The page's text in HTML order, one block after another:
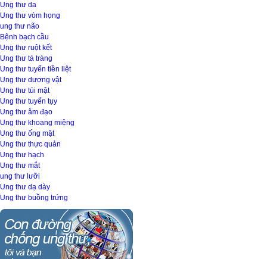
Ung thư da
Ung thư vòm họng
ung thư não
Bệnh bạch cầu
Ung thư ruột kết
Ung thư tá tràng
Ung thư tuyến tiền liệt
Ung thư dương vật
Ung thư túi mật
Ung thư tuyến tụy
Ung thư âm đạo
Ung thư khoang miệng
Ung thư ống mật
Ung thư thực quản
Ung thư hạch
Ung thư mắt
ung thư lưỡi
Ung thư dạ dày
Ung thư buồng trứng